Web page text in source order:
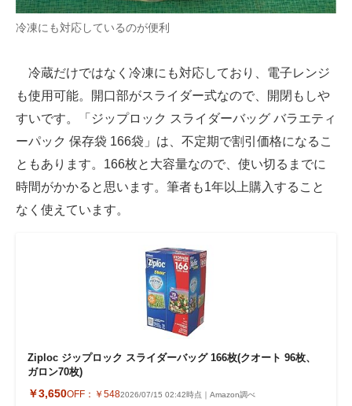
冷凍にも対応しているのが便利
冷蔵だけではなく冷凍にも対応しており、電子レンジ
も使用可能。開口部がスライダー式なので、開閉もしや
すいです。「ジップロック スライダーバッグ バラエティ
ーパック 保存袋 166袋」は、不定期で割引価格になるこ
ともあります。166枚と大容量なので、使い切るまでに
時間がかかると思います。筆者も1年以上購入すること
なく使えています。
Ziploc ジップロック スライダーバッグ 166枚(クオート 96枚、
ガロン70枚)
￥3,650OFF： ￥5482026/07/15 02:42時点｜Amazon調べ